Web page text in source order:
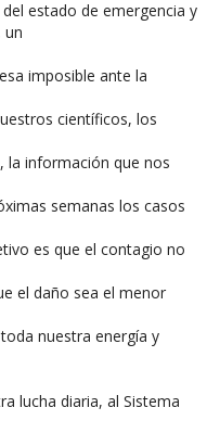
estado de emergencia y
un
imposible ante la
científicos, los
la información que nos
semanas los casos
es que el contagio no
el daño sea el menor
nuestra energía y
lucha diaria, al Sistema